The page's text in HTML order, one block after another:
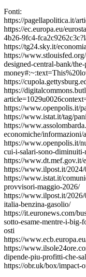
Fonti:
https://pagellapolitica.it/
https://ec.europa.eu/
4b26-9fc4-
https://tg24.sky.it/
https://
designed-central-bank/
https://
https://
https://www.openpolis.it/
https://www.istat.it/tag/
https://
economiche/informazioni/
https://www.openpolis.it/
cui-i-salari-sono-
https://www.dt.mef.gov.it/
https://www.ilpost.it/
https://www.istat.it/
provvisori-maggio-2026/
https://www.ilpost.it/
italia-benzina-gasolio/
https://it.euronews.com/
sotto-esame-mentre-i-
osti
https://
https://
dipende-piu-profitti-che-
https://obr.uk/box/impact-